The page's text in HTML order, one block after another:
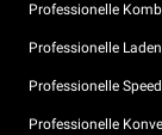
Professionelle
Professionelle
Professionelle
Professionelle